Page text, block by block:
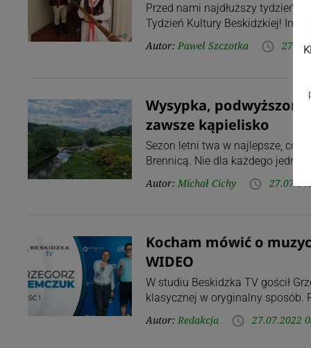
Przed nami najdłuższy tydzień
Tydzień Kultury Beskidzkiej!
Autor: Paweł Szczotka access_time
Wysypka,
zawsze kąpielisko
Sezon letni twa w najlepsze, co
Brennicą. Nie dla każdego
Autor: Michał Cichy access_time
Kocham mówić o
WIDEO
W studiu Beskidzka TV gościł
klasycznej w oryginalny sposób.
Autor: Redakcja access_time 27.07.2022